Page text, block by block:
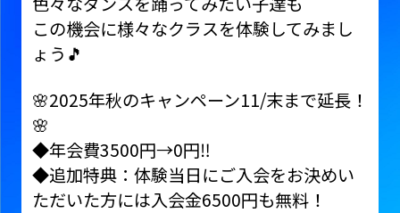
この機会に様々なクラスを体験してみまし
ょう🎵
🌸2025年秋のキャンペーン11/末まで延長！
🌸
◆年会費3500円→0円‼️
◆追加特典：体験当日にご入会をお決めい
ただいた方には入会金6500円も無料！